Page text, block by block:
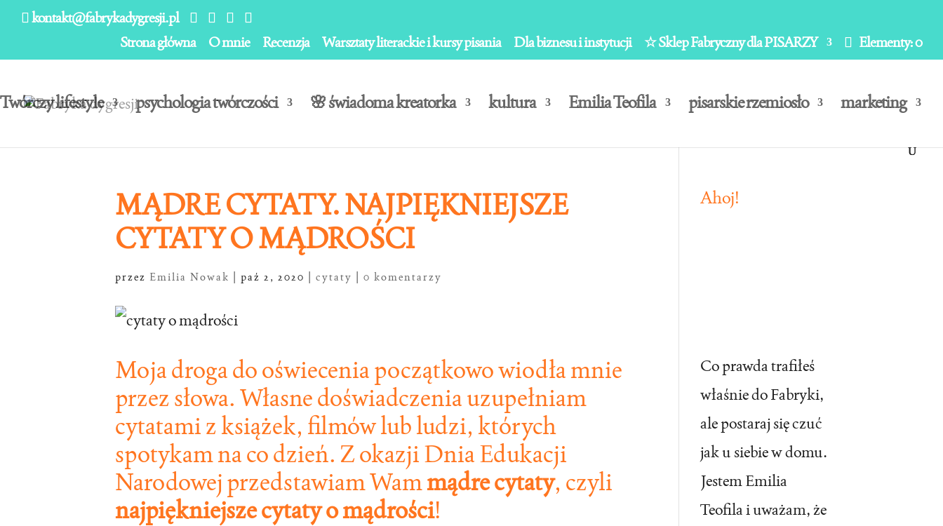
kontakt@fabrykadygresji.pl
Strona główna
O mnie Recenzja Warsztaty literackie i kursy pisania Dla biznesu i instytucji ☆ Sklep Fabryczny dla PISARZY Elementy: 0
Twórczy lifestyle psychologia twórczości 🌸 świadoma kreatorka kultura Emilia Teofila pisarskie rzemiosło marketing
MĄDRE CYTATY. NAJPIĘKNIEJSZE
CYTATY O MĄDROŚCI
przez Emilia Nowak paź 2, 2020 cytaty 0 komentarzy
Moja droga do oświecenia początkowo wiodła mnie
przez słowa. Własne doświadczenia uzupełniam
cytatami z książek, filmów lub ludzi, których
spotykam na co dzień. Z okazji DniaEdukacji
Narodowej przedstawiam Wammądre cytaty, czyli
najpiękniejsze cytaty o mądrości!
Ahoj!
Co prawda trafiłeś
właśnie do Fabryki,
ale postaraj się czuć
jak u siebie w domu.
Jestem Emilia
Teofila i uważam, że